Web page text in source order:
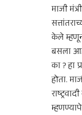
माजी
केले
बसला
का ? हा
होता.